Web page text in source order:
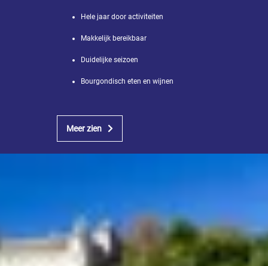
Hele jaar door activiteiten
Makkelijk bereikbaar
Duidelijke seizoen
Bourgondisch eten en wijnen
Meer zien